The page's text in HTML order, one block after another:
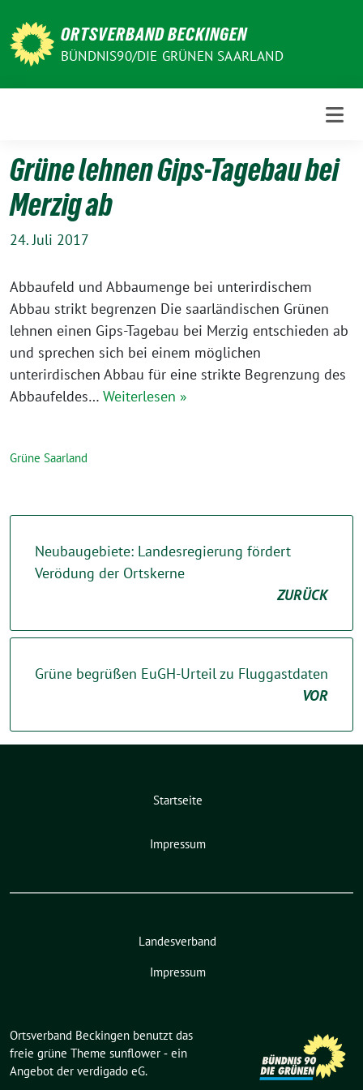
zum
Inhalt
ORTSVERBAND BECKINGEN
BÜNDNIS90/DIE GRÜNEN SAARLAND
Grüne lehnen Gips-Tagebau bei
Merzig ab
24. Juli 2017
Abbaufeld und Abbaumenge bei unterirdischem
Abbau strikt begrenzen Die saarländischen Grünen
lehnen einen Gips-Tagebau bei Merzig entschieden ab
und sprechen sich bei einem möglichen
unterirdischen Abbau für eine strikte Begrenzung des
Abbaufeldes… Weiterlesen »
Grüne Saarland
Neubaugebiete: Landesregierung fördert
Verödung der Ortskerne
ZURÜCK
Grüne begrüßen EuGH-Urteil zu Fluggastdaten
VOR
Startseite
Impressum
Landesverband
Impressum
Ortsverband Beckingen benutzt das
freie grüne Theme sunflower ‐ ein
Angebot der verdigado eG.